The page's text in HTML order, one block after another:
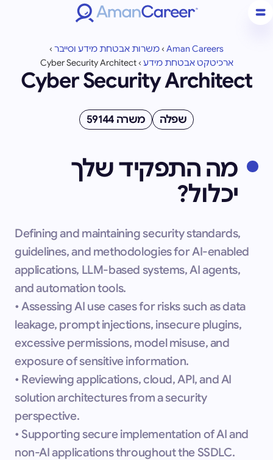
Aman Careers
›משרות אבטחת מידע וסייבר ›
ארכיטקט אבטחת מידע ›
Cyber Security Architect
Cyber Security Architect
שפלה משרה 59144
מה התפקיד שלך
יכלול?
Defining and maintaining security standards,
guidelines, and methodologies for AI-enabled
applications, LLM-based systems, AI agents,
and automation tools.
• Assessing AI use cases for risks such as data
leakage, prompt injections, insecure plugins,
excessive permissions, model misuse, and
exposure of sensitive information.
• Reviewing applications, cloud, API, and AI
solution architectures from a security
perspective.
• Supporting secure implementation of AI and
non-AI applications throughout the SSDLC.